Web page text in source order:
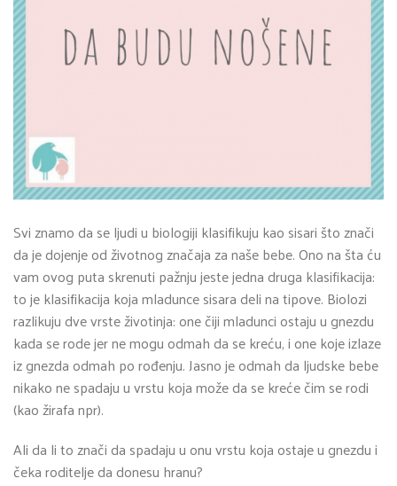
Svi znamo da se ljudi u biologiji klasifikuju kao sisari što znači
da je dojenje od životnog značaja za naše bebe. Ono na šta ću
vam ovog puta skrenuti pažnju jeste jedna druga klasifikacija:
to je klasifikacija koja mladunce sisara deli na tipove. Biolozi
razlikuju dve vrste životinja: one čiji mladunci ostaju u gnezdu
kada se rode jer ne mogu odmah da se kreću, i one koje izlaze
iz gnezda odmah po rođenju. Jasno je odmah da ljudske bebe
nikako ne spadaju u vrstu koja može da se kreće čim se rodi
(kao žirafa npr).
Ali da li to znači da spadaju u onu vrstu koja ostaje u gnezdu i
čeka roditelje da donesu hranu?